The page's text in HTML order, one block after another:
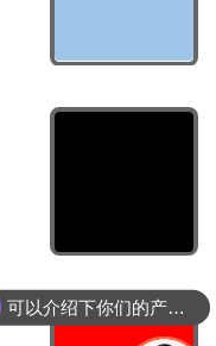
可以介绍下你们的产品么？